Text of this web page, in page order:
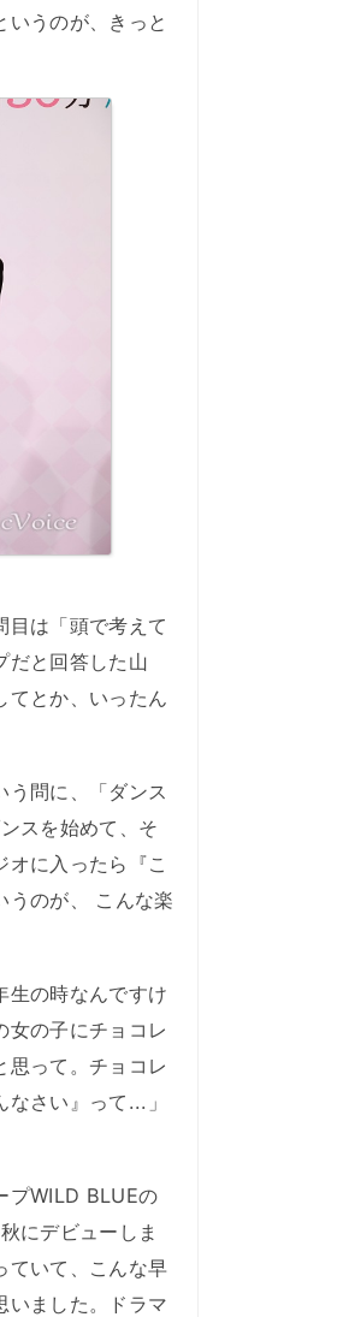
いうのが、きっと
は「頭で考えて
だと回答した山
てとか、いったん
問に、「ダンス
スを始めて、そ
に入ったら『こ
うのが、 こんな楽
生の時なんですけ
女の子にチョコレ
思って。チョコレ
さい』って...」
プWILD BLUEの
にデビューしま
ていて、こんな早
いました。ドラマ